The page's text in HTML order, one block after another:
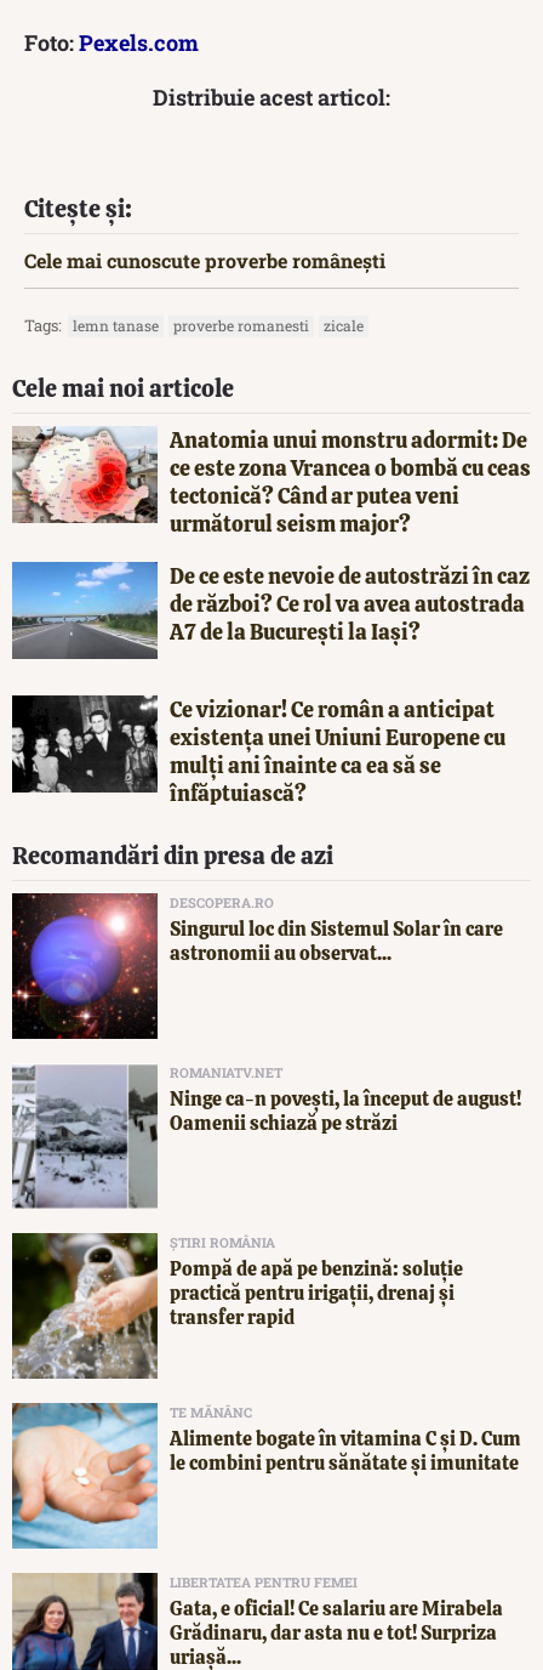
Foto:Pexels.com
Distribuie acest articol:
Citește și:
Cele mai cunoscute proverbe românești
Tags: lemn tanase proverbe romanesti zicale
Cele mai noi articole
Anatomia unui monstru adormit: De
ce este zona Vrancea o bombă cu ceas
tectonică? Când ar putea veni
următorul seism major?
De ce este nevoie de autostrăzi în caz
de război? Ce rol va avea autostrada
A7 de la București la Iași?
Ce vizionar! Ce român a anticipat
existența unei Uniuni Europene cu
mulți ani înainte ca ea să se
înfăptuiască?
Recomandări din presa de azi
DESCOPERA.RO
Singurul loc din Sistemul Solar în care
astronomii au observat...
ROMANIATV.NET
Ninge ca-n povești, la început de august!
Oamenii schiază pe străzi
ȘTIRI ROMÂNIA
Pompă de apă pe benzină: soluție
practică pentru irigații, drenaj și
transfer rapid
TE MĂNÂNC
Alimente bogate în vitamina C și D. Cum
le combini pentru sănătate și imunitate
LIBERTATEA PENTRU FEMEI
Gata, e oficial! Ce salariu are Mirabela
Grădinaru, dar asta nu e tot! Surpriza
uriașă...